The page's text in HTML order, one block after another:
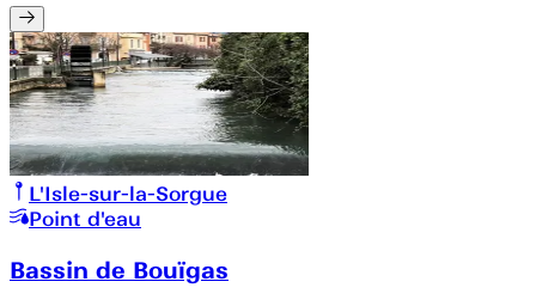
L'Isle-sur-la-Sorgue
Point d'eau
Bassin de Bouïgas